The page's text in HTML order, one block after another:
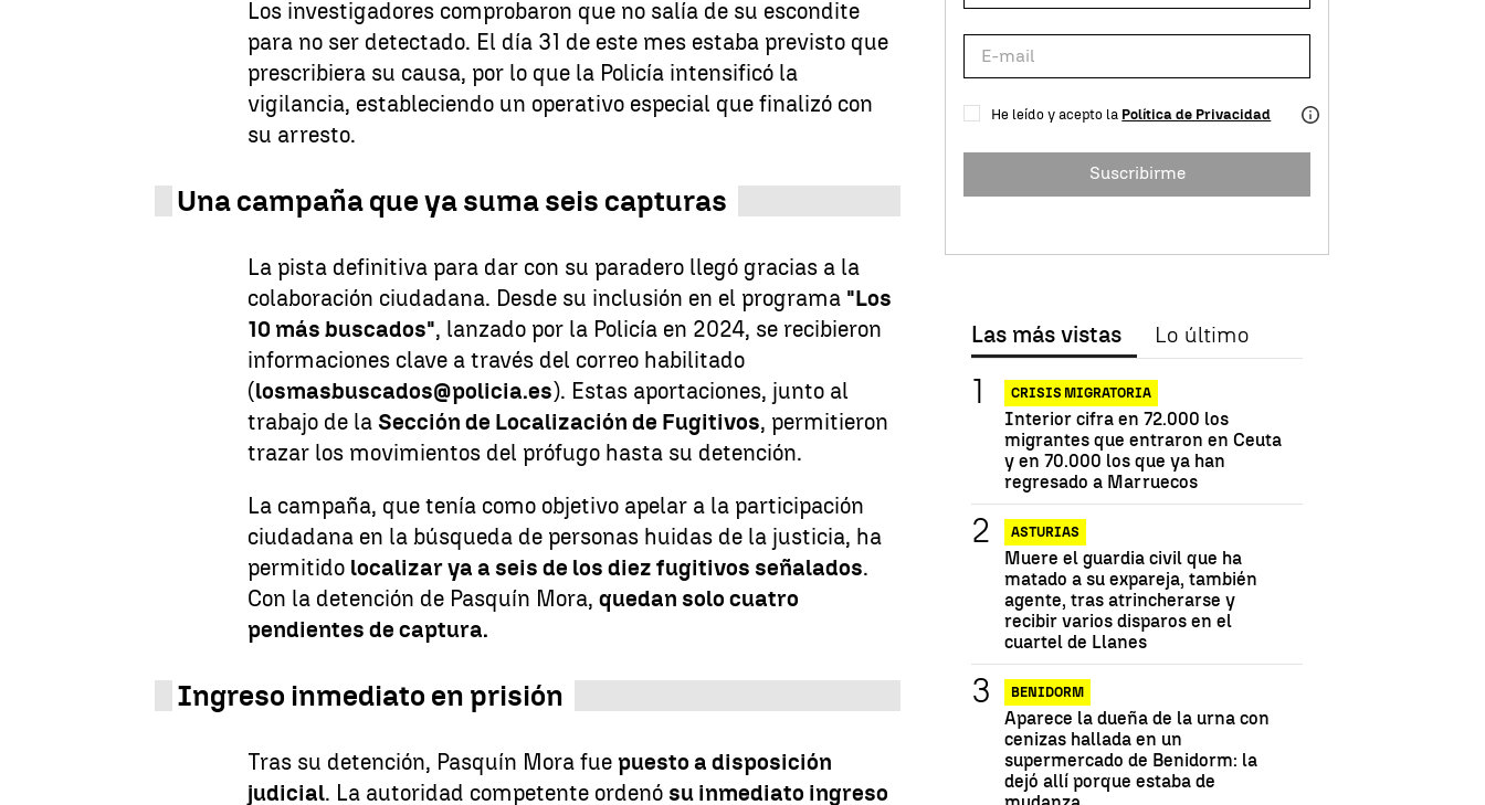
Los investigadores comprobaron que no salía de su escondite
para no ser detectado. El día 31 de este mes estaba previsto que
prescribiera su causa, por lo que la Policía intensificó la
vigilancia, estableciendo un operativo especial que finalizó con
su arresto.
Una campaña que ya suma seis capturas
La pista definitiva para dar con su paradero llegó gracias a la
colaboración ciudadana. Desde su inclusión en el programa "Los
10 más buscados", lanzado por la Policía en 2024, se recibieron
informaciones clave a través del correo habilitado
(losmasbuscados@policia.es). Estas aportaciones, junto al
trabajo de laSección de Localización de Fugitivos, permitieron
trazar los movimientos del prófugo hasta su detención.
La campaña, que tenía como objetivo apelar a la participación
ciudadana en la búsqueda de personas huidas de la justicia, ha
permitido localizar ya a seis de los diez fugitivos señalados.
Con la detención de Pasquín Mora,quedan solo cuatro
pendientes de captura.
Ingreso inmediato en prisión
Tras su detención, Pasquín Mora fuepuesto a disposición
judicial. La autoridad competente ordenósu inmediato ingreso
He leído y acepto la Política de Privacidad
Suscribirme
Las más vistas Lo último
CRISIS MIGRATORIA
Interior cifra en 72.000 los
migrantes que entraron en Ceuta
y en 70.000 los que ya han
regresado a Marruecos
ASTURIAS
Muere el guardia civil que ha
matado a su expareja, también
agente, tras atrincherarse y
recibir varios disparos en el
cuartel de Llanes
BENIDORM
Aparece la dueña de la urna con
cenizas hallada en un
supermercado de Benidorm: la
dejó allí porque estaba de